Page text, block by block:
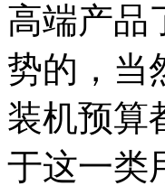
高端产品
势的，当
装机预算
于这一类